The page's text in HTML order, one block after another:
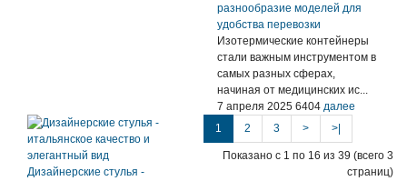
разнообразие моделей для
удобства перевозки
Изотермические контейнеры
стали важным инструментом в
самых разных сферах,
начиная от медицинских ис...
7 апреля 2025 6404 далее
Дизайнерские стулья -
1 2 3 > >|
Показано с 1 по 16 из 39 (всего 3
страниц)